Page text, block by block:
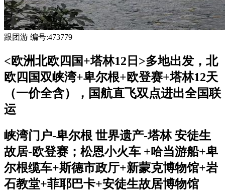
跟团游 编号:473779
<欧洲北欧四国+塔林12日>多地出发，北
欧四国双峡湾+卑尔根+欧登赛+塔林12天
（一价全含），国航直飞双点进出全国联
运
峡湾门户-卑尔根 世界遗产-塔林 安徒生
故居-欧登赛；松恩小火车 +哈当游船+卑
尔根缆车+斯德市政厅+新蒙克博物馆+岩
石教堂+菲耶巴卡+安徒生故居博物馆